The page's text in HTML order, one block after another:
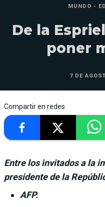
MUNDO -
De la
poner
7 DE
Compartir en redes
Entre los invitados a la
presidente de la
AFP.